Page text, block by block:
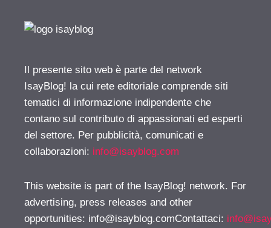
Il presente sito web è parte del network
IsayBlog! la cui rete editoriale comprende siti
tematici di informazione indipendente che
contano sul contributo di appassionati ed esperti
del settore. Per pubblicità, comunicati e
collaborazioni: info@isayblog.com
This website is part of the IsayBlog! network. For
advertising, press releases and other
opportunities: info@isayblog.comContattaci: